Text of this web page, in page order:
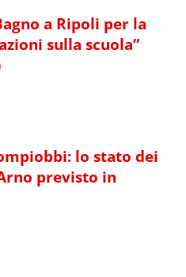
a Ripoli per la
sulla scuola”
lo stato dei
previsto in